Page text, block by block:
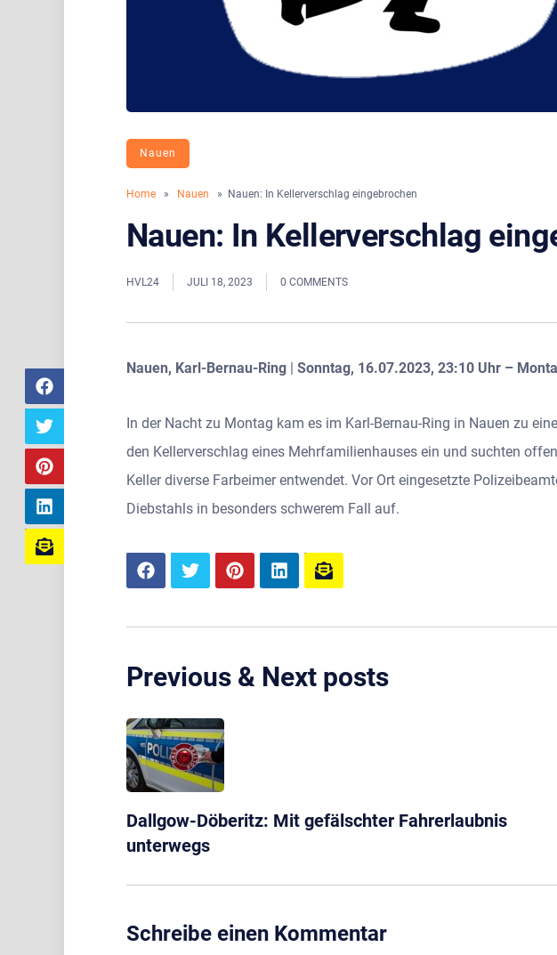
Nauen
Home » Nauen » Nauen: In Kellerverschlag eingebrochen
Nauen: In Kellerverschlag
HVL24 JULI 18, 2023 0 COMMENTS
Nauen, Karl-Bernau-Ring | Sonntag, 16.07.2023, 23:10 Uhr –
In der Nacht zu Montag kam es im Karl-Bernau-Ring in Nauen zu
den Kellerverschlag eines Mehrfamilienhauses ein und suchten
Keller diverse Farbeimer entwendet. Vor Ort eingesetzte
Diebstahls in besonders schwerem Fall auf.
Previous & Next posts
Dallgow-Döberitz: Mit gefälschter Fahrerlaubnis
unterwegs
Schreibe einen Kommentar